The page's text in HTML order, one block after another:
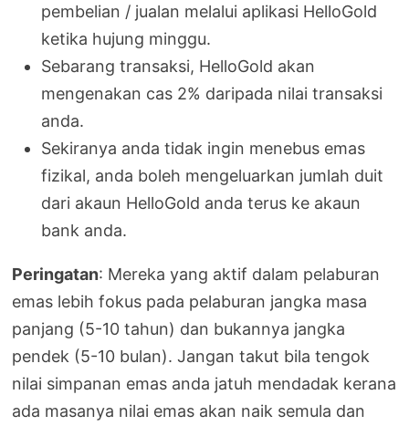
pembelian / jualan melalui aplikasi HelloGold
ketika hujung minggu.
Sebarang transaksi, HelloGold akan
mengenakan cas 2% daripada nilai transaksi
anda.
Sekiranya anda tidak ingin menebus emas
fizikal, anda boleh mengeluarkan jumlah duit
dari akaun HelloGold anda terus ke akaun
bank anda.
Peringatan: Mereka yang aktif dalam pelaburan
emas lebih fokus pada pelaburan jangka masa
panjang (5-10 tahun) dan bukannya jangka
pendek (5-10 bulan). Jangan takut bila tengok
nilai simpanan emas anda jatuh mendadak kerana
ada masanya nilai emas akan naik semula dan